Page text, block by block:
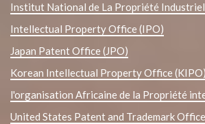
Institut National de La Propriété
Intellectual Property Office (IPO)
Japan Patent Office (JPO)
Korean Intellectual Property Office (KIPO)
l'organisation Africaine de la Propriété
United States Patent and Trademark